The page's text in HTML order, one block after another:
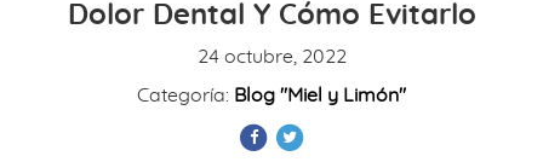
Dolor Dental Y Cómo Evitarlo
24 octubre, 2022
Categoría: Blog "Miel y Limón"